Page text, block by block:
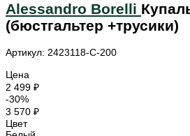
Alessandro Borelli
(бюстгальтер +трусики)
Артикул: 2423118-C-200
Цена
2 499 ₽
-30%
3 570 ₽
Цвет